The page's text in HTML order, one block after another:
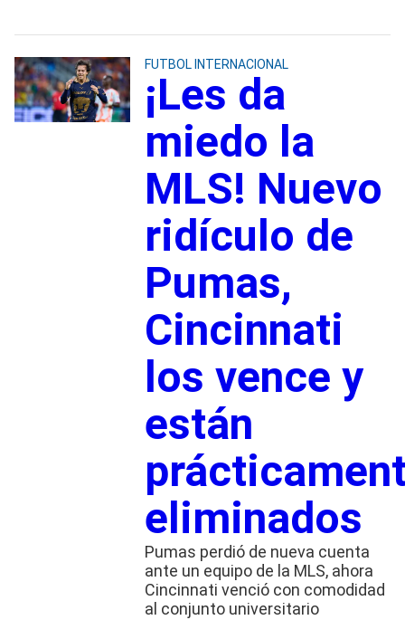
FUTBOL INTERNACIONAL
¡Les da
miedo la
MLS! Nuevo
ridículo de
Pumas,
Cincinnati
los vence y
están
eliminados
Pumas perdió de nueva cuenta
ante un equipo de la MLS, ahora
Cincinnati venció con comodidad
al conjunto universitario